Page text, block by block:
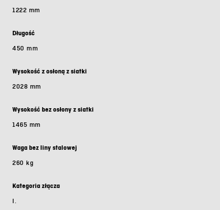
1222 mm
Długość
450 mm
Wysokość z osłoną z siatki
2028 mm
Wysokość bez osłony z siatki
1465 mm
Waga bez liny stalowej
260 kg
Kategoria złącza
I.